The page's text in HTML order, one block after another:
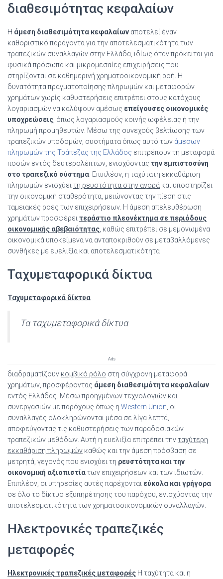
διαθεσιμότητας κεφαλαίων
Η άμεση διαθεσιμότητα κεφαλαίων αποτελεί έναν
καθοριστικό παράγοντα για την αποτελεσματικότητα των
τραπεζικών συναλλαγών στην Ελλάδα, ιδίως όταν πρόκειται για
φυσικά πρόσωπα και μικρομεσαίες επιχειρήσεις που
στηρίζονται σε καθημερινή χρηματοοικονομική ροή. Η
δυνατότητα πραγματοποίησης πληρωμών και μεταφορών
χρημάτων χωρίς καθυστερήσεις επιτρέπει στους κατόχους
λογαριασμών να καλύψουν αμέσως επείγουσες οικονομικές
υποχρεώσεις , όπως λογαριασμούς κοινής ωφέλειας ή την
πληρωμή προμηθευτών. Μέσω της συνεχούς βελτίωσης των
τραπεζικών υποδομών, συστήματα όπως αυτό των άμεσων
πληρωμών της Τράπεζας της Ελλάδος επιτρέπουν τη μεταφορά
ποσών εντός δευτερολέπτων, ενισχύοντας την εμπιστοσύνη
στο τραπεζικό σύστημα . Επιπλέον, η ταχύτατη εκκαθάριση
πληρωμών ενισχύει τη ρευστότητα στην αγορά και υποστηρίζει
την οικονομική σταθερότητα, μειώνοντας την πίεση στις
ταμειακές ροές των επιχειρήσεων. Η άμεση απελευθέρωση
χρημάτων προσφέρει τεράστιο πλεονέκτημα σε περιόδους
οικονομικής αβεβαιότητας , καθώς επιτρέπει σε μεμονωμένα
οικονομικά υποκείμενα να ανταποκριθούν σε μεταβαλλόμενες
συνθήκες με ευελιξία και αποτελεσματικότητα
Ταχυμεταφορικά δίκτυα
Ταχυμεταφορικά δίκτυα
Τα ταχυμεταφορικά δίκτυα
Ads
διαδραματίζουν κομβικό ρόλο στη σύγχρονη μεταφορά
χρημάτων, προσφέροντας άμεση διαθεσιμότητα κεφαλαίων
εντός Ελλάδας. Μέσω προηγμένων τεχνολογιών και
συνεργασιών με παρόχους όπως η Western Union , οι
συναλλαγές ολοκληρώνονται μέσα σε λίγα λεπτά,
αποφεύγοντας τις καθυστερήσεις των παραδοσιακών
τραπεζικών μεθόδων. Αυτή η ευελιξία επιτρέπει τηνταχύτερη
εκκαθάριση πληρωμών καθώς και την άμεση πρόσβαση σε
μετρητά, γεγονός που ενισχύει τη ρευστότητα και την
οικονομική αξιοπιστίατων επιχειρήσεων και των ιδιωτών.
Επιπλέον, οι υπηρεσίες αυτές παρέχονται εύκολα και γρήγορα
σε όλο το δίκτυο εξυπηρέτησης του παρόχου, ενισχύοντας την
αποτελεσματικότητα των χρηματοοικονομικών συναλλαγών.
Ηλεκτρονικές τραπεζικές
μεταφορές
Ηλεκτρονικές τραπεζικές μεταφορές Η ταχύτητα και η